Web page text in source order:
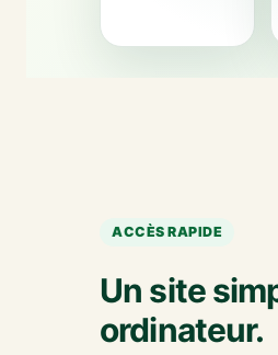
ACCÈS RAPIDE
Un site
ordinateur.